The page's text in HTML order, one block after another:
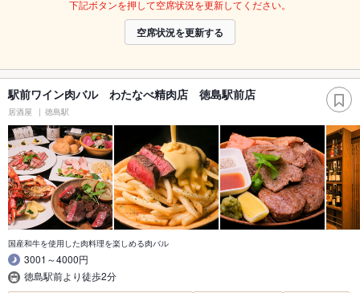
下記ボタンを押して空席状況を更新してください。
空席状況を更新する
駅前ワイン肉バル わたなべ精肉店 徳島駅前店
居酒屋 徳島駅
国産和牛を使用した肉料理を楽しめる肉バル
3001～4000円
徳島駅前より徒歩2分